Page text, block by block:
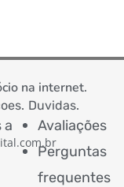
na internet.
a
Duvidas.
Avaliações
Perguntas
frequentes